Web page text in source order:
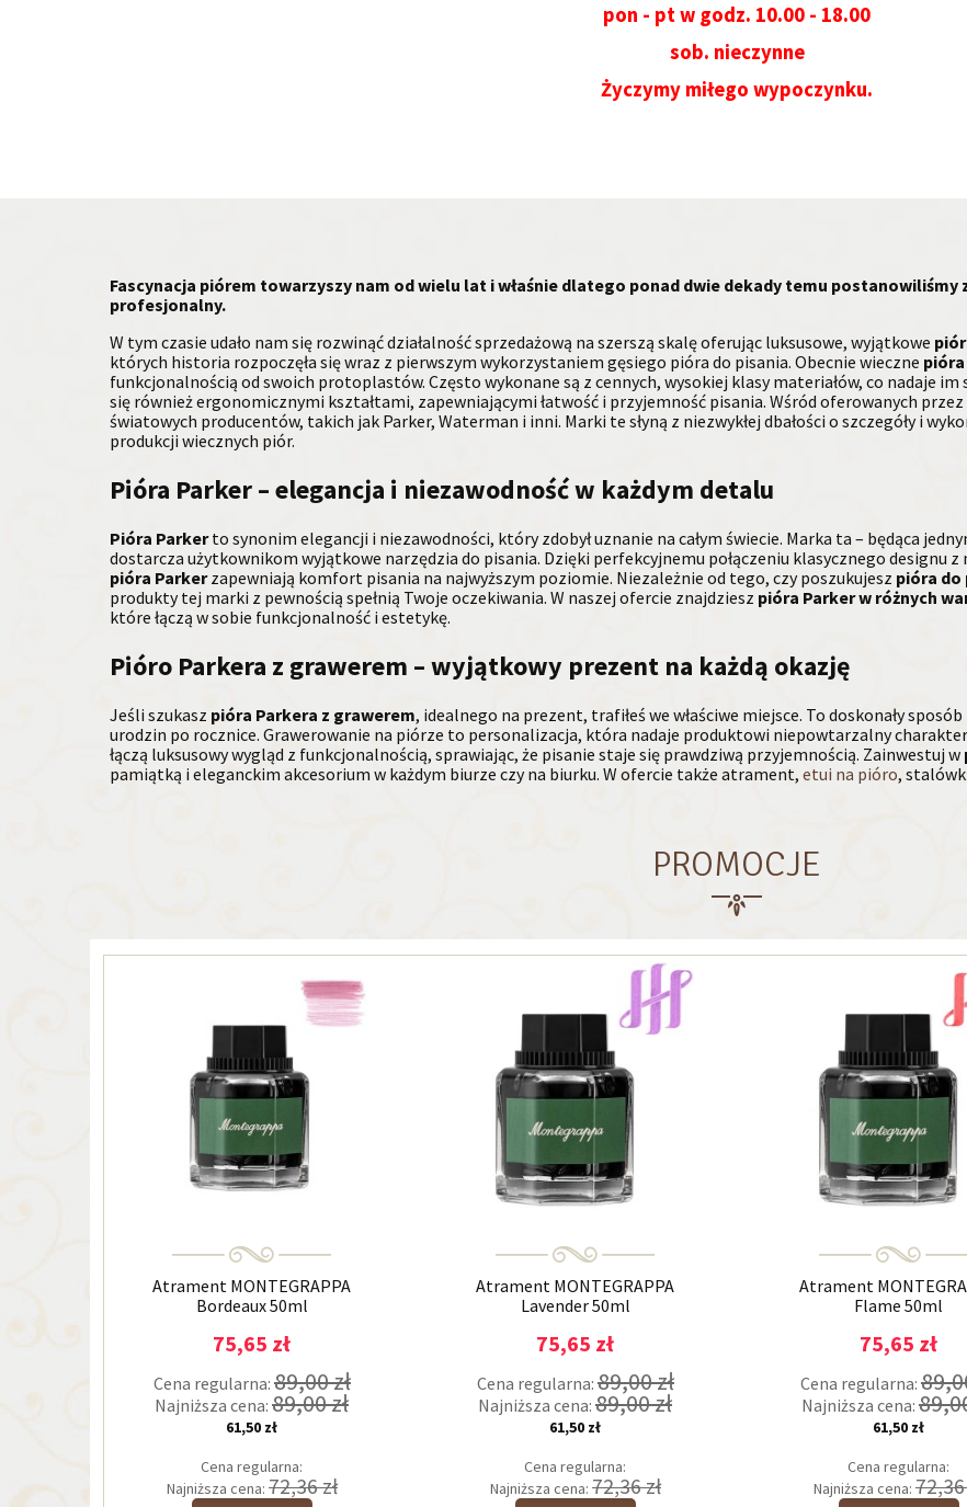
pon - pt w godz. 10.00 - 18.00
sob. nieczynne
Życzymy miłego wypoczynku.
Fascynacja piórem towarzyszy nam od wielu lat i właśnie dlatego ponad dwie dekady temu postanowiliśmy
profesjonalny.
W tym czasie udało nam się rozwinąć działalność sprzedażową na szerszą skalę oferując luksusowe, wyjątkowe
których historia rozpoczęła się wraz z pierwszym wykorzystaniem gęsiego pióra do pisania. Obecnie wieczne
funkcjonalnością od swoich protoplastów. Często wykonane są z cennych, wysokiej klasy materiałów, co nadaje
się również ergonomicznymi kształtami, zapewniającymi łatwość i przyjemność pisania. Wśród oferowanych przez
światowych producentów, takich jak Parker, Waterman i inni. Marki te słyną z niezwykłej dbałości o szczegóły i
produkcji wiecznych piór.
Pióra Parker – elegancja i niezawodność w każdym detalu
Pióra Parkerto synonim elegancji i niezawodności, który zdobył uznanie na całym świecie. Marka ta – będąca
dostarcza użytkownikom wyjątkowe narzędzia do pisania. Dzięki perfekcyjnemu połączeniu klasycznego
pióra Parkerzapewniają komfort pisania na najwyższym poziomie. Niezależnie od tego, czy poszukujesz pióra do
produkty tej marki z pewnością spełnią Twoje oczekiwania. W naszej ofercie znajdziesz pióra Parker w różnych
które łączą w sobie funkcjonalność i estetykę.
Pióro Parkera z grawerem – wyjątkowy prezent na każdą okazję
Jeśli szukasz pióra Parkera z grawerem, idealnego na prezent, trafiłeś we właściwe miejsce. To doskonały
urodzin po rocznice. Grawerowanie na piórze to personalizacja, która nadaje produktowi niepowtarzalny
łączą luksusowy wygląd z funkcjonalnością, sprawiając, że pisanie staje się prawdziwą przyjemnością. Zainwestuj w
pamiątką i eleganckim akcesorium w każdym biurze czy na biurku. W ofercie także atrament, etui na pióro,
PROMOCJE
Atrament MONTEGRAPPA
Bordeaux 50ml
75,65 zł
Cena regularna: 89,00 zł
Najniższa cena: 89,00 zł
61,50 zł
Cena regularna:
Najniższa cena: 72,36 zł
Atrament MONTEGRAPPA
Lavender 50ml
75,65 zł
Cena regularna: 89,00 zł
Najniższa cena: 89,00 zł
61,50 zł
Cena regularna:
Najniższa cena: 72,36 zł
Atrament
Flame 50ml
75,65 zł
Cena regularna:
Najniższa cena:
61,50 zł
Cena regularna:
Najniższa cena: 72,36